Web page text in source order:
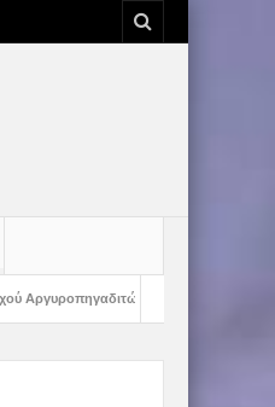
Μήνυμα Σεβασμιωτάτου